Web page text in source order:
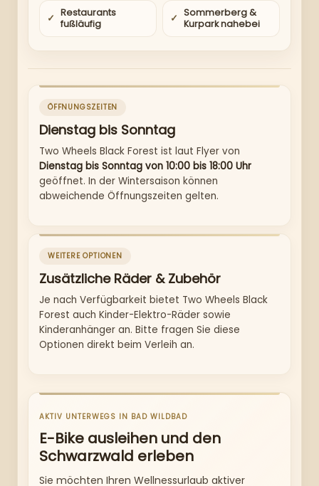
Restaurants
fußläufig
Sommerberg &
Kurpark nahebei
ÖFFNUNGSZEITEN
Dienstag bis Sonntag
Two Wheels Black Forest ist laut Flyer von
Dienstag bis Sonntag von 10:00 bis 18:00 Uhr
geöffnet. In der Wintersaison können
abweichende Öffnungszeiten gelten.
WEITERE OPTIONEN
Zusätzliche Räder & Zubehör
Je nach Verfügbarkeit bietet Two Wheels Black
Forest auch Kinder-Elektro-Räder sowie
Kinderanhänger an. Bitte fragen Sie diese
Optionen direkt beim Verleih an.
AKTIV UNTERWEGS IN BAD WILDBAD
E-Bike ausleihen und den
Schwarzwald erleben
Sie möchten Ihren Wellnessurlaub aktiver